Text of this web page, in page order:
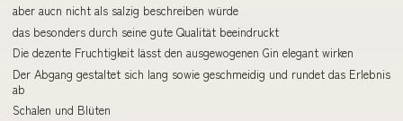
aber aucn nicht als salzig beschreiben würde
das besonders durch seine gute Qualität beeindruckt
Die dezente Fruchtigkeit lässt den ausgewogenen Gin elegant wirken
Der Abgang gestaltet sich lang sowie geschmeidig und rundet das Erlebnis
ab
Schalen und Blüten